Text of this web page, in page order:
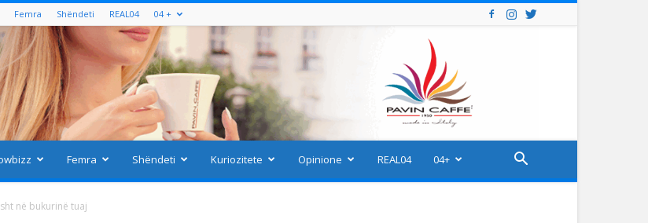
Femra Shëndeti REAL04 04 +
Femra Shëndeti Kuriozitete Opinione REAL04 04+
në bukurinë tuaj